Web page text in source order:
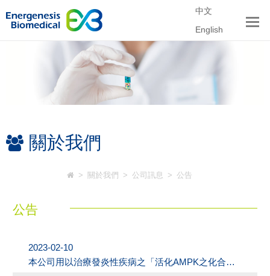
中文
English
關於我們
> 關於我們 > 公司訊息 > 公告
公告
2023-02-10
本公司用以治療發炎性疾病之「活化AMPK之化合物及其使用」通過加拿大發明專利核准